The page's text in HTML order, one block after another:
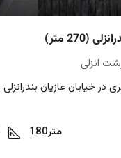
(270 متر)
انزلی
ویلایی 270 متری در خیابان غازیان
180متر